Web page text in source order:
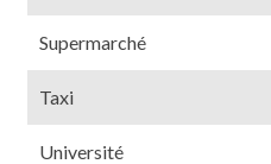
Supermarché
Taxi
Université